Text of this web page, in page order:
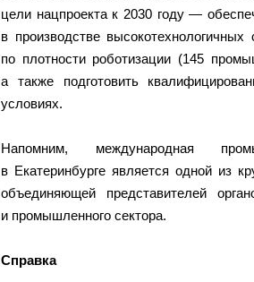
цели нацпроекта к 2030 году —
в производстве
по плотности роботизации (145
а также подготовить
условиях.
Напомним, международная
в Екатеринбурге является одной из
объединяющей представителей
и промышленного сектора.
Справка